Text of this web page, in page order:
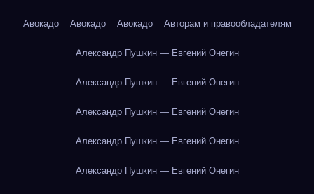
Авокадо Авокадо Авокадо Авторам и правообладателям
Александр Пушкин — Евгений Онегин
Александр Пушкин — Евгений Онегин
Александр Пушкин — Евгений Онегин
Александр Пушкин — Евгений Онегин
Александр Пушкин — Евгений Онегин